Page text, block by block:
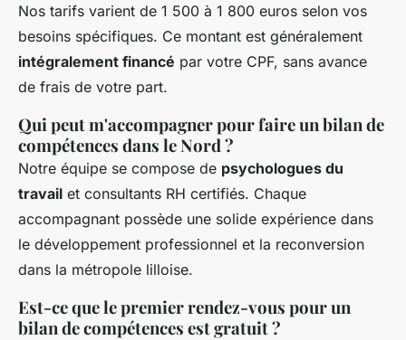
Nos tarifs varient de 1 500 à 1 800 euros selon vos
besoins spécifiques. Ce montant est généralement
intégralement financé par votre CPF, sans avance
de frais de votre part.
Qui peut m'accompagner pour faire un bilan de
compétences dans le Nord ?
Notre équipe se compose de psychologues du
travail et consultants RH certifiés. Chaque
accompagnant possède une solide expérience dans
le développement professionnel et la reconversion
dans la métropole lilloise.
Est-ce que le premier rendez-vous pour un
bilan de compétences est gratuit ?